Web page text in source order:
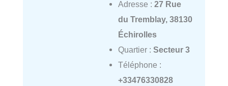
Adresse : 27 Rue
du Tremblay, 38130
Échirolles
Quartier : Secteur 3
Téléphone :
+33476330828